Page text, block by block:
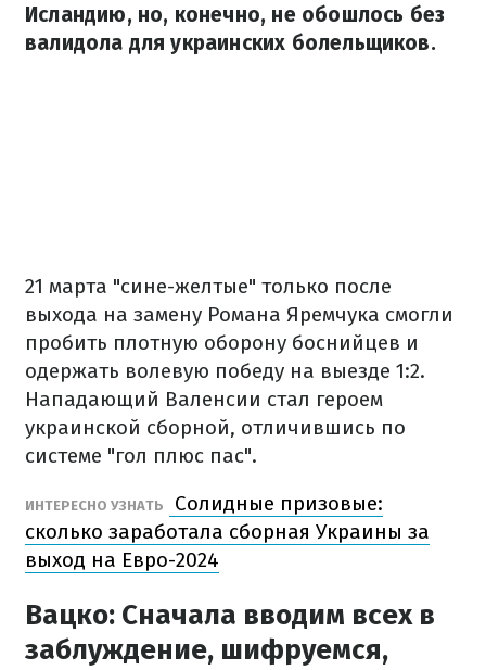
Исландию, но, конечно, не обошлось без
валидола для украинских болельщиков.
21 марта "сине-желтые" только после
выхода на замену Романа Яремчука смогли
пробить плотную оборону боснийцев и
одержать волевую победу на выезде 1:2.
Нападающий Валенсии стал героем
украинской сборной, отличившись по
системе "гол плюс пас".
ИНТЕРЕСНО УЗНАТЬ
Солидные призовые:
сколько заработала сборная Украины за
выход на Евро-2024
Вацко: Сначала вводим всех в
заблуждение, шифруемся,